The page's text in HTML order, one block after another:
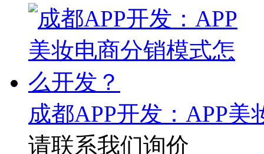
成都APP开发：APP
请联系我们询价